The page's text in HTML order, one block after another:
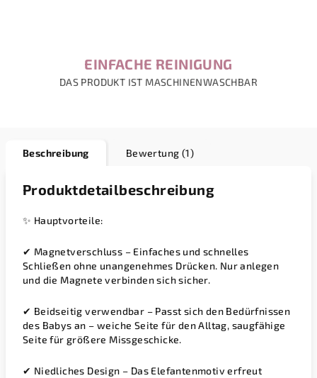
EINFACHE REINIGUNG
DAS PRODUKT IST MASCHINENWASCHBAR
Beschreibung Bewertung (1)
Produktdetailbeschreibung
✨ Hauptvorteile:
✔ Magnetverschluss – Einfaches und schnelles
Schließen ohne unangenehmes Drücken. Nur anlegen
und die Magnete verbinden sich sicher.
✔ Beidseitig verwendbar – Passt sich den Bedürfnissen
des Babys an – weiche Seite für den Alltag, saugfähige
Seite für größere Missgeschicke.
✔ Niedliches Design – Das Elefantenmotiv erfreut